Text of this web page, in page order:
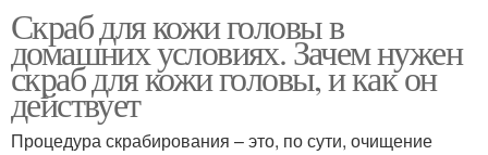
Скраб для кожи головы в
домашних условиях. Зачем нужен
скраб для кожи головы, и как он
действует
Процедура скрабирования – это, по сути, очищение